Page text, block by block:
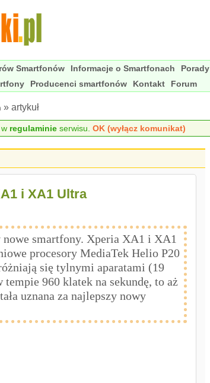
Smartfonów Informacje o Smartfonach Porady
Producenci smartfonów Kontakt Forum
» artykuł
regulaminieserwisu. OK (wyłącz komunikat)
i XA1 Ultra
nowe smartfony. Xperia XA1 i XA1
procesory MediaTek Helio P20
się tylnymi aparatami (19
960 klatek na sekundę, to aż
uznana za najlepszy nowy